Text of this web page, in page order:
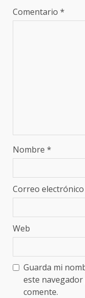
Comentario *
Nombre *
Correo electrónico
Web
Guarda mi
este
comente.